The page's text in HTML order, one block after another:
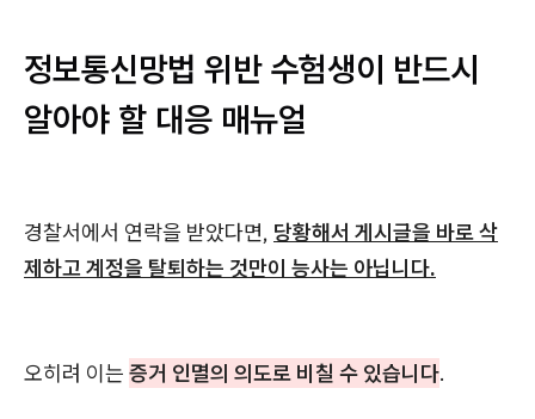
정보통신망법 위반 수험생이 반드시
알아야 할 대응 매뉴얼
경찰서에서 연락을 받았다면, 당황해서 게시글을 바로 삭
제하고 계정을 탈퇴하는 것만이 능사는 아닙니다.
오히려 이는 증거 인멸의 의도로 비칠 수 있습니다.